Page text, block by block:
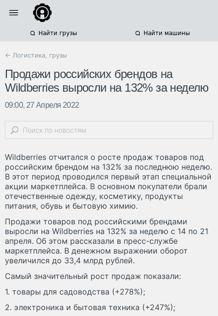
Найти грузы Найти машины
← Логистика, грузы
Продажи российских брендов на
Wildberries выросли на 132% за неделю
09:00, 27 Апреля 2022
Wildberries отчитался о росте продаж товаров под
российским брендом на 132% за последнюю неделю.
В этот период проводился первый этап специальной
акции маркетплейса. В основном покупатели брали
отечественные одежду, косметику, продукты
питания, обувь и бытовую химию.
Продажи товаров под российскими брендами
выросли на Wildberries на 132% за неделю с 14 по 21
апреля. Об этом рассказали в пресс-службе
маркетплейса. В денежном выражении оборот
увеличился до 33,4 млрд рублей.
Самый значительный рост продаж показали:
1. товары для садоводства (+278%);
2. электроника и бытовая техника (+247%);